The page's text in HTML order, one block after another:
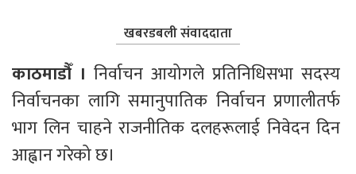
खबरडबली संवाददाता
काठमाडौँ । निर्वाचन आयोगले प्रतिनिधिसभा सदस्य
निर्वाचनका लागि समानुपातिक निर्वाचन प्रणालीतर्फ
भाग लिन चाहने राजनीतिक दलहरूलाई निवेदन दिन
आह्वान गरेको छ।